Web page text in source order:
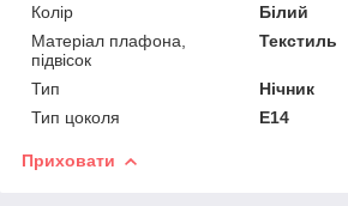
Колір
Білий
Матеріал плафона,
підвісок
Текстиль
Тип
Нічник
Тип цоколя
E14
Приховати